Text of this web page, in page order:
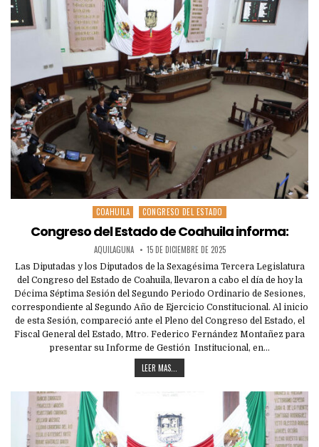
Posted
in
COAHUILA CONGRESO DEL ESTADO
Congreso del Estado de Coahuila informa:
AQUILAGUNA 15 DE DICIEMBRE DE 2025
Las Diputadas y los Diputados de la Sexagésima Tercera Legislatura
del Congreso del Estado de Coahuila, llevaron a cabo el día de hoy la
Décima Séptima Sesión del Segundo Periodo Ordinario de Sesiones,
correspondiente al Segundo Año de Ejercicio Constitucional. Al inicio
de esta Sesión, compareció ante el Pleno del Congreso del Estado, el
Fiscal General del Estado, Mtro. Federico Fernández Montañez para
presentar su Informe de Gestión Institucional, en…
LEER MAS...